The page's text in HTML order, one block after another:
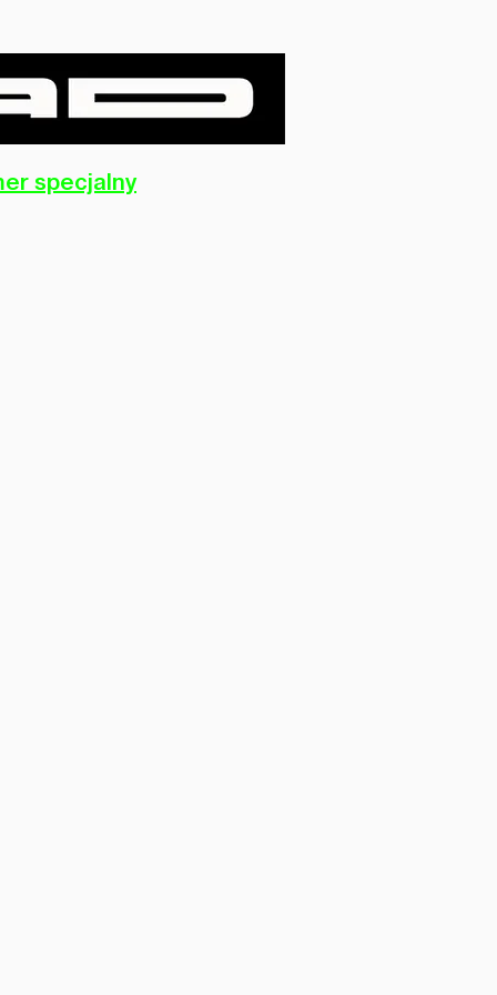
specjalny